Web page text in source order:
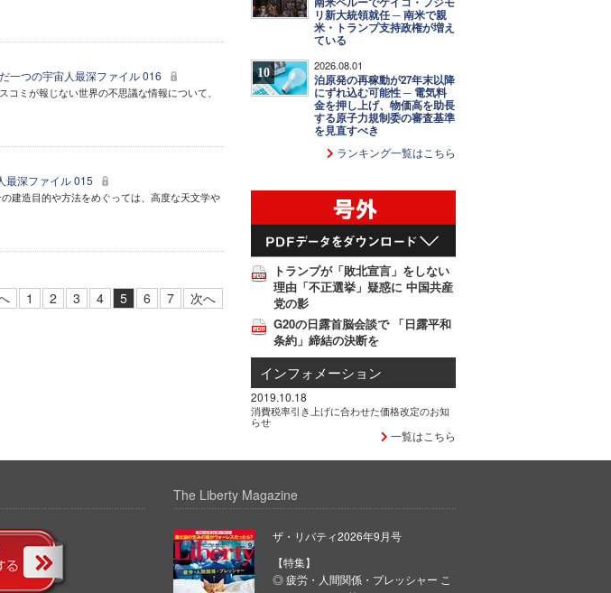
一つの宇宙人最深ファイル 016
ミが報じない世界の不思議な情報について、
最深ファイル 015
建造目的や方法をめぐっては、高度な天文学や
1 2 3 4 5 6 7 次へ
リ新大統領就任 ─ 南米で親
米・トランプ支持政権が増え
ている
10 2026.08.01
泊原発の再稼動が27年末以降
にずれ込む可能性 ─ 電気料
金を押し上げ、物価高を助長
する原子力規制委の審査基準
を見直すべき
ランキング一覧はこちら
トランプが「敗北宣言」をしない
理由「不正選挙」疑惑に 中国共産
党の影
G20の日露首脳会談で 「日露平和
条約」締結の決断を
インフォメーション
2019.10.18
消費税率引き上げに合わせた価格改定のお知
らせ
一覧はこちら
The Liberty Magazine
ザ・リバティ2026年9月号
【特集】
◎ 疲労・人間関係・プレッシャー こ